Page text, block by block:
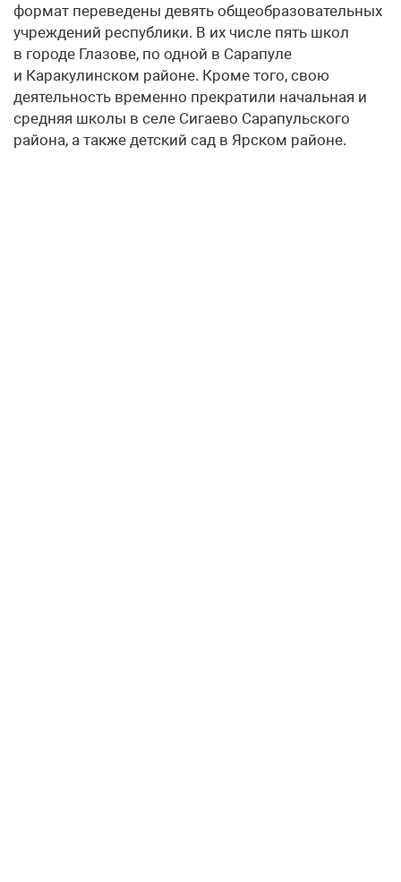
формат переведены девять общеобразовательных
учреждений республики. В их числе пять школ
в городе Глазове, по одной в Сарапуле
и Каракулинском районе. Кроме того, свою
деятельность временно прекратили начальная и
средняя школы в селе Сигаево Сарапульского
района, а также детский сад в Ярском районе.